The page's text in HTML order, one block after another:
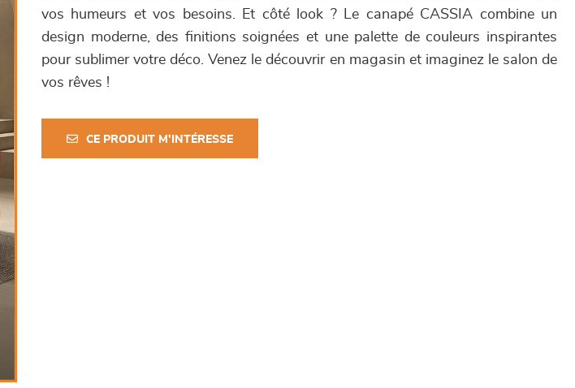
vos humeurs et vos besoins. Et côté look ? Le canapé CASSIA combine un
design moderne, des finitions soignées et une palette de couleurs inspirantes
pour sublimer votre déco. Venez le découvrir en magasin et imaginez le salon de
vos rêves !
CE PRODUIT M'INTÉRESSE